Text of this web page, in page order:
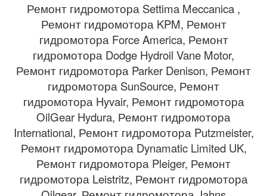
Ремонт гидромотора Settima Meccanica ,
Ремонт гидромотора KPM, Ремонт
гидромотора Force America, Ремонт
гидромотора Dodge Hydroil Vane Motor,
Ремонт гидромотора Parker Denison, Ремонт
гидромотора SunSource, Ремонт
гидромотора Hyvair, Ремонт гидромотора
OilGear Hydura, Ремонт гидромотора
International, Ремонт гидромотора Putzmeister,
Ремонт гидромотора Dynamatic Limited UK,
Ремонт гидромотора Pleiger, Ремонт
гидромотора Leistritz, Ремонт гидромотора